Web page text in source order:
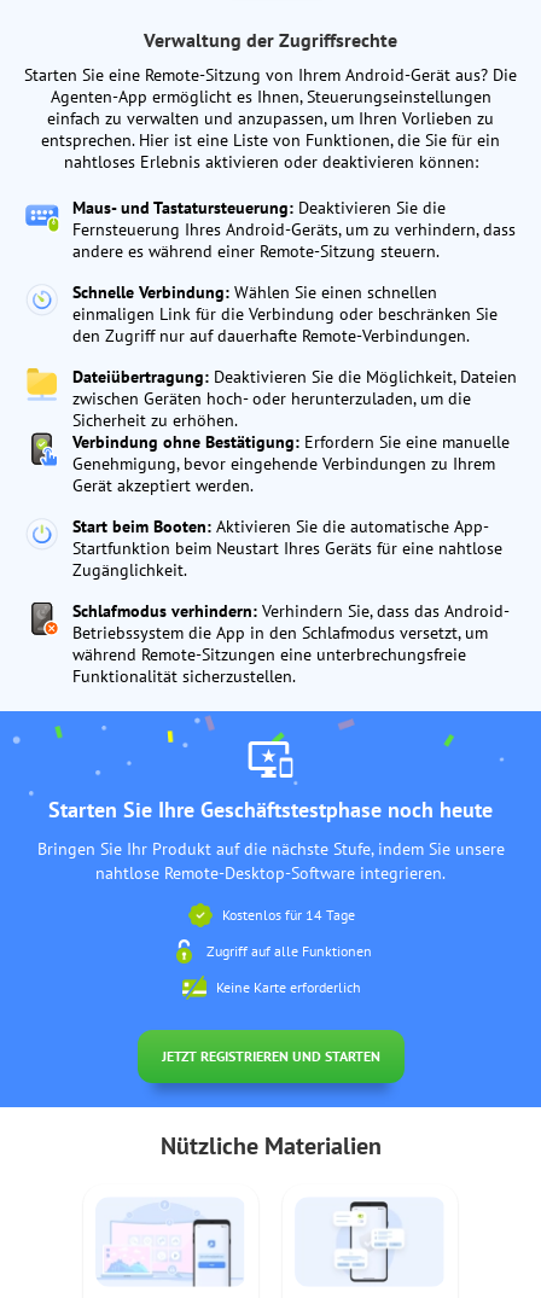
Verwaltung der Zugriffsrechte
Starten Sie eine Remote-Sitzung von Ihrem Android-Gerät aus? Die
Agenten-App ermöglicht es Ihnen, Steuerungseinstellungen
einfach zu verwalten und anzupassen, um Ihren Vorlieben zu
entsprechen. Hier ist eine Liste von Funktionen, die Sie für ein
nahtloses Erlebnis aktivieren oder deaktivieren können:
Maus- und Tastatursteuerung: Deaktivieren Sie die
Fernsteuerung Ihres Android-Geräts, um zu verhindern, dass
andere es während einer Remote-Sitzung steuern.
Schnelle Verbindung: Wählen Sie einen schnellen
einmaligen Link für die Verbindung oder beschränken Sie
den Zugriff nur auf dauerhafte Remote-Verbindungen.
Dateiübertragung: Deaktivieren Sie die Möglichkeit, Dateien
zwischen Geräten hoch- oder herunterzuladen, um die
Sicherheit zu erhöhen.
Verbindung ohne Bestätigung: Erfordern Sie eine manuelle
Genehmigung, bevor eingehende Verbindungen zu Ihrem
Gerät akzeptiert werden.
Start beim Booten: Aktivieren Sie die automatische App-
Startfunktion beim Neustart Ihres Geräts für eine nahtlose
Zugänglichkeit.
Schlafmodus verhindern: Verhindern Sie, dass das Android-
Betriebssystem die App in den Schlafmodus versetzt, um
während Remote-Sitzungen eine unterbrechungsfreie
Funktionalität sicherzustellen.
Starten Sie Ihre Geschäftstestphase noch heute
Bringen Sie Ihr Produkt auf die nächste Stufe, indem Sie unsere
nahtlose Remote-Desktop-Software integrieren.
Kostenlos für 14 Tage
Zugriff auf alle Funktionen
Keine Karte erforderlich
JETZT REGISTRIEREN UND STARTEN
Nützliche Materialien